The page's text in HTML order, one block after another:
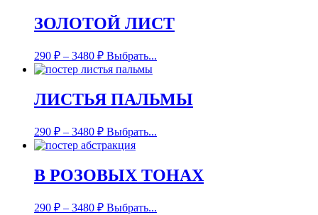
ЗОЛОТОЙ ЛИСТ
290 ₽ – 3480 ₽ Выбрать...
ЛИСТЬЯ ПАЛЬМЫ
290 ₽ – 3480 ₽ Выбрать...
В РОЗОВЫХ ТОНАХ
290 ₽ – 3480 ₽ Выбрать...